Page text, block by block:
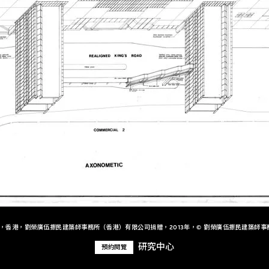
香港，劉榮廣伍振民建築師事務所（香港）有限公司捐贈，2013年，© 劉榮廣伍振民建築師事
預約閱覽 研究中心